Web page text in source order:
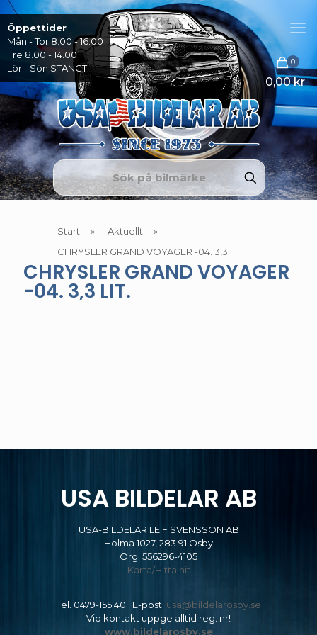
0
0,00 kr
Öppettider
Mån - Tor 8.00 - 16.00
Fre 8.00 - 14.00
Lör - Sön STÄNGT
Start » Aktuellt
»
CHRYSLER GRAND VOYAGER -04. 3,3
CHRYSLER GRAND VOYAGER
-04. 3,3 LIT.
USA BILDELAR AB
USA-BILDELAR LEIF SVENSSON AB
Holma 1027, 283 91 Osby
Org: 556296-4105
Karta/Hitta hit
Tel. 0479-155 40 | E-post: usa@bildelarosby.se
Vid kontakt uppge alltid reg. nr!
www.bildelarosby.se